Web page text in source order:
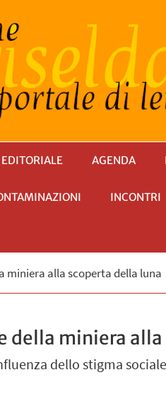
EDITORIALE AGENDA
INCONTRI
miniera alla scoperta della luna
della miniera
dello stigma